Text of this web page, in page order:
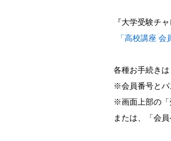
『大学受験チ
「高校講座 会
各種お手続きは
※会員番号とパ
※画面上部の「
または、「会